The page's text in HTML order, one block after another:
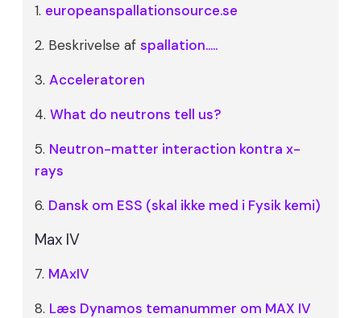
1. europeanspallationsource.se
2. Beskrivelse af spallation…..
3. Acceleratoren
4. What do neutrons tell us?
5. Neutron-matter interaction kontra x-
rays
6. Dansk om ESS (skal ikke med i Fysik kemi)
Max IV
7. MAxIV
8. Læs Dynamos temanummer om MAX IV